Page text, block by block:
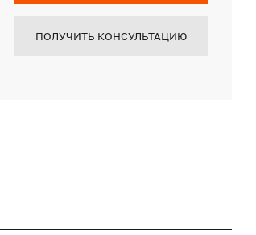
ПОЛУЧИТЬ КОНСУЛЬТАЦИЮ